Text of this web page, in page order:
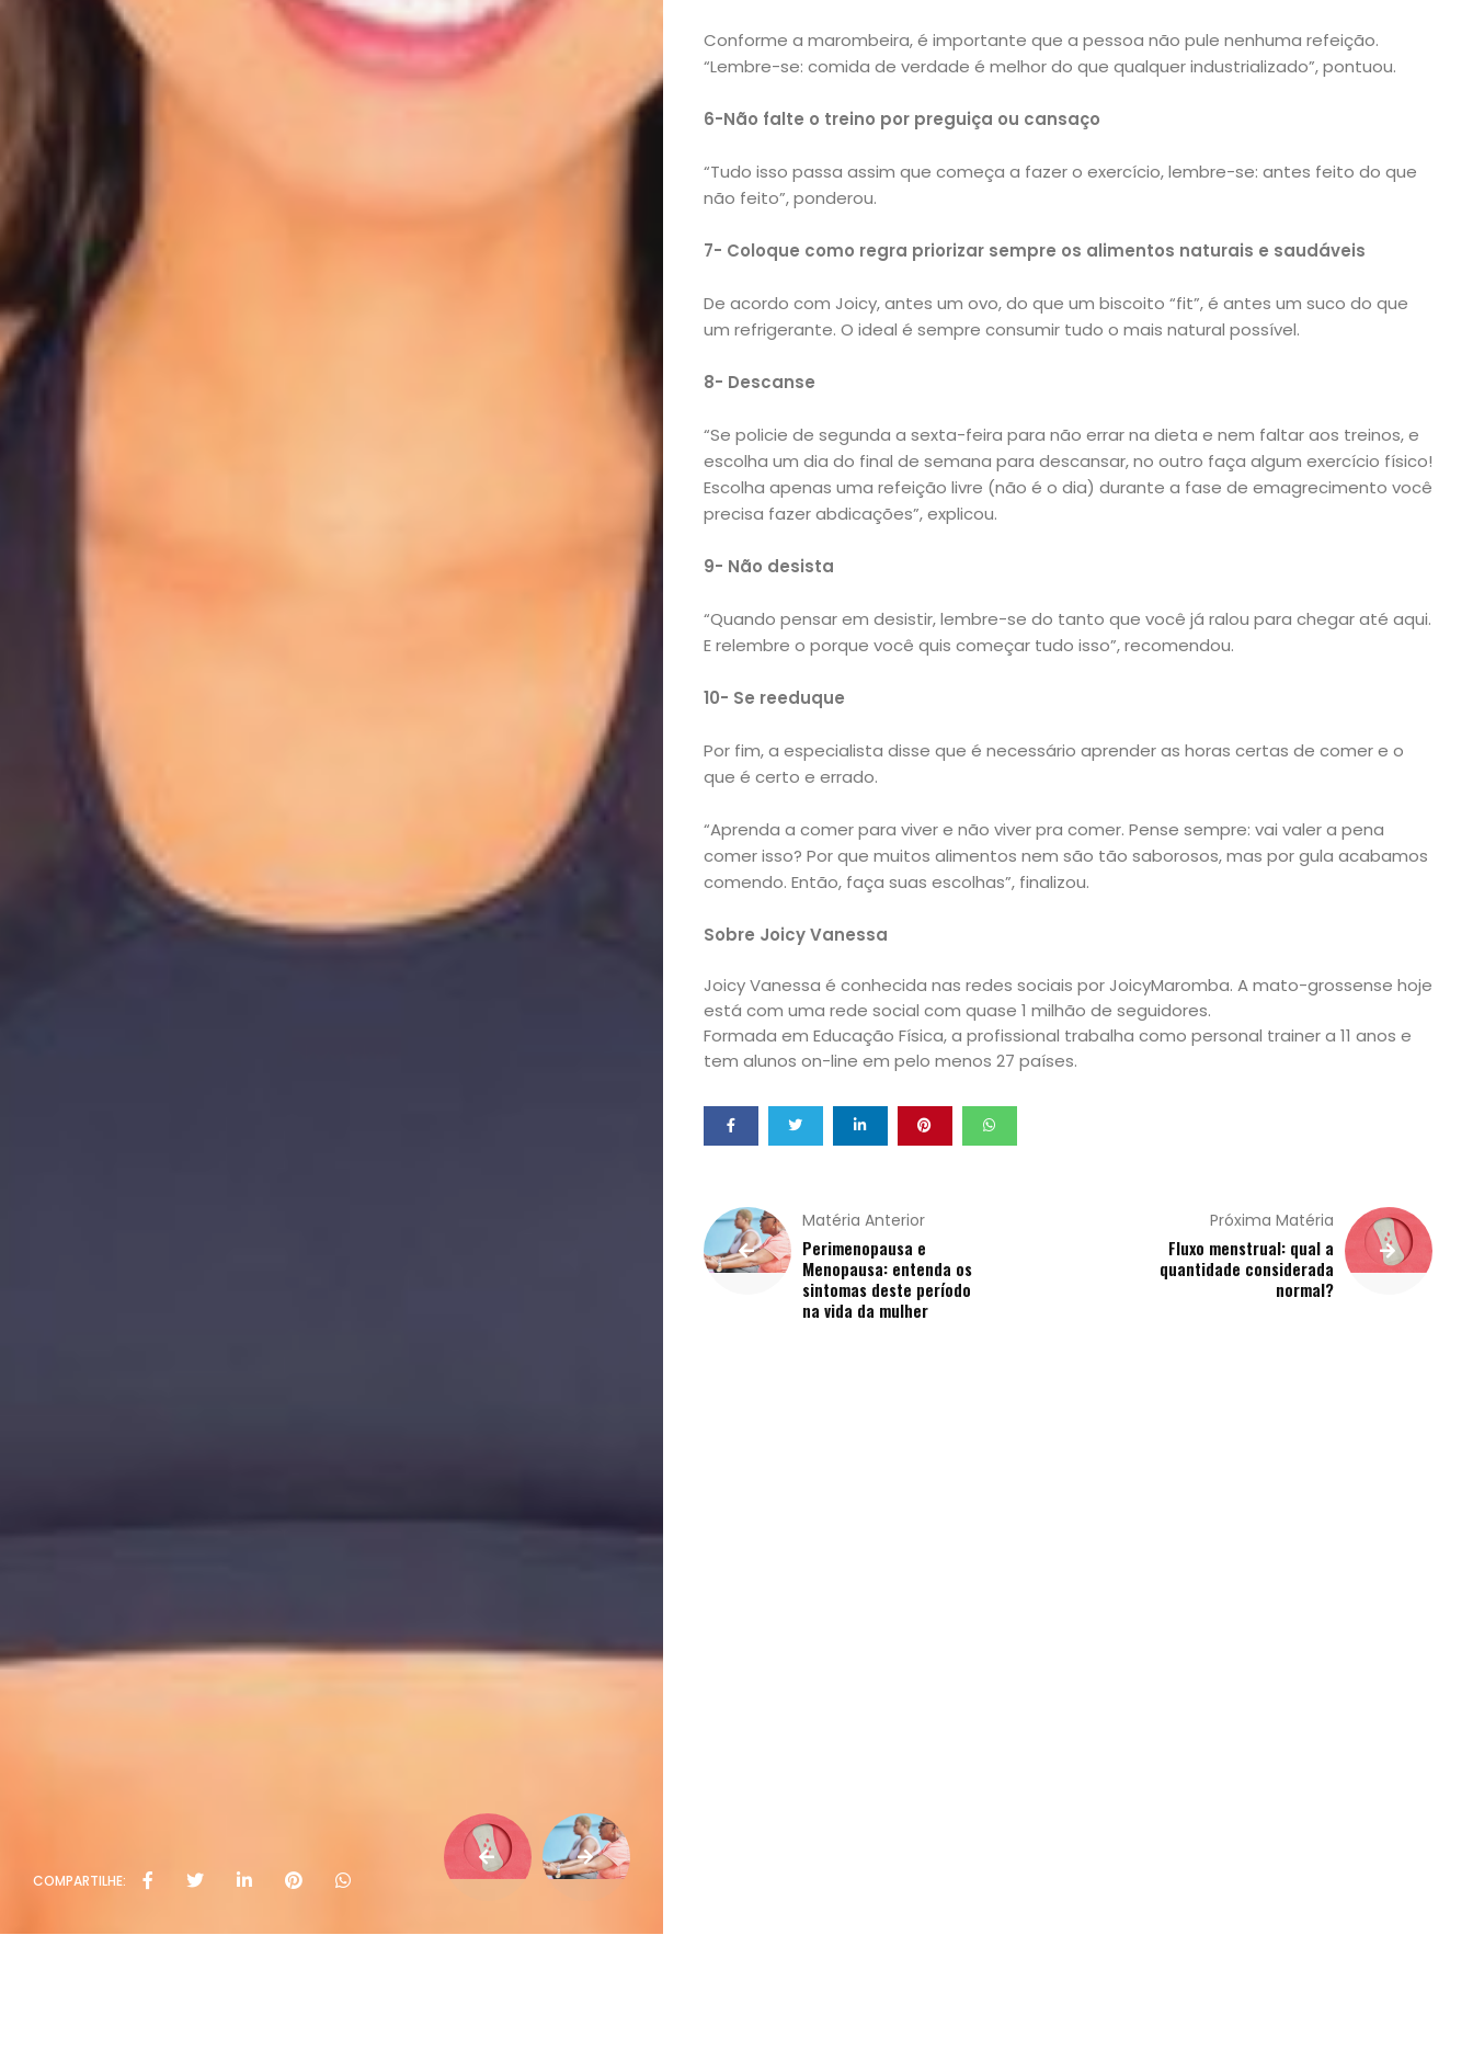
Academia
Beleza
Bora
lá!
Casa
e
Decoração
Exclusiva
Homem
Filhos
Notícias
Opinião
Pets
Receitas
Saúde
e
Qualidade
de
Sexualidade
Variedades
COMPARTILHE:
Conforme a marombeira, é importante que a pessoa não pule nenhuma refeição.
“Lembre-se: comida de verdade é melhor do que qualquer industrializado”, pontuou.
6-Não falte o treino por preguiça ou cansaço
“Tudo isso passa assim que começa a fazer o exercício, lembre-se: antes feito do que
não feito”, ponderou.
7- Coloque como regra priorizar sempre os alimentos naturais e saudáveis
De acordo com Joicy, antes um ovo, do que um biscoito “fit”, é antes um suco do que
um refrigerante. O ideal é sempre consumir tudo o mais natural possível.
8- Descanse
“Se policie de segunda a sexta-feira para não errar na dieta e nem faltar aos treinos, e
escolha um dia do final de semana para descansar, no outro faça algum exercício físico!
Escolha apenas uma refeição livre (não é o dia) durante a fase de emagrecimento você
precisa fazer abdicações”, explicou.
9- Não desista
“Quando pensar em desistir, lembre-se do tanto que você já ralou para chegar até aqui.
E relembre o porque você quis começar tudo isso”, recomendou.
10- Se reeduque
Por fim, a especialista disse que é necessário aprender as horas certas de comer e o
que é certo e errado.
“Aprenda a comer para viver e não viver pra comer. Pense sempre: vai valer a pena
comer isso? Por que muitos alimentos nem são tão saborosos, mas por gula acabamos
comendo. Então, faça suas escolhas”, finalizou.
Sobre Joicy Vanessa
Joicy Vanessa é conhecida nas redes sociais por JoicyMaromba. A mato-grossense hoje
está com uma rede social com quase 1 milhão de seguidores.
Formada em Educação Física, a profissional trabalha como personal trainer a 11 anos e
tem alunos on-line em pelo menos 27 países.
Matéria Anterior
Perimenopausa e
Menopausa: entenda os
sintomas deste período
na vida da mulher
Próxima Matéria
Fluxo menstrual: qual a
quantidade considerada
normal?